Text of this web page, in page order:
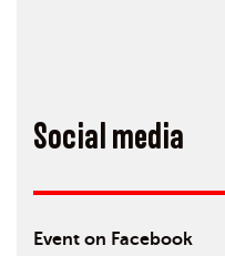
Social media
Event on Facebook